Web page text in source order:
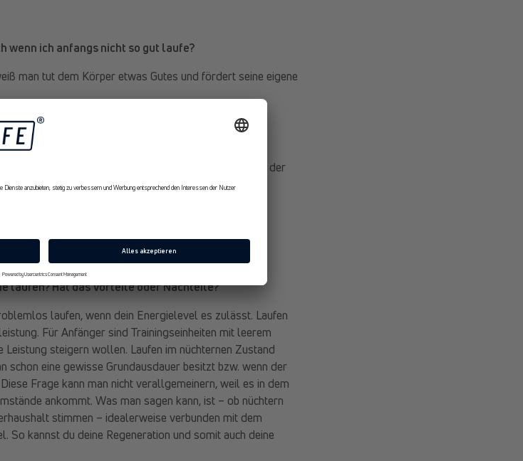
wenn ich anfangs nicht so gut laufe?
man tut dem Körper etwas Gutes und fördert seine eigene
sich Etappenziele zu setzen, um den eigenen Erfolg
hat, könnte auch für einige ein Ansporn sein. Falls das der
mit GPS-System, Pulsmessung und Kalorienzähler
Musik hören kann das Training erleichtern.
laufen? Hat das Vorteile oder Nachteile?
laufen, wenn dein Energielevel es zulässt. Laufen
Für Anfänger sind Trainingseinheiten mit leerem
Leistung steigern wollen. Laufen im nüchternen Zustand
eine gewisse Grundausdauer besitzt bzw. wenn der
Frage kann man nicht verallgemeinern, weil es in dem
ankommt. Was man sagen kann, ist – ob nüchtern
stimmen – idealerweise verbunden mit dem
So kannst du deine Regeneration und somit auch deine